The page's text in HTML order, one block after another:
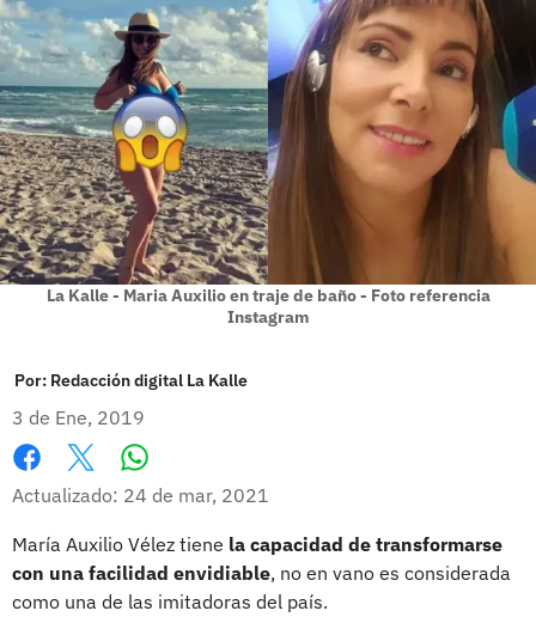
La Kalle - Maria Auxilio en traje de baño - Foto referencia
Instagram
Por: Redacción digital La Kalle
3 de Ene, 2019
Facebook
X
Actualizado: 24 de mar, 2021
María Auxilio Vélez tiene la capacidad de transformarse
con una facilidad envidiable, no en vano es considerada
como una de las imitadoras del país.